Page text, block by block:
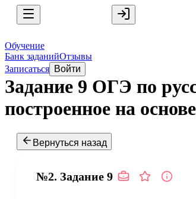
Обучение
Банк заданийОтзывы
Записаться Войти
Задание 9 ОГЭ по
построенное на
Вернуться назад
№2. Задание 9